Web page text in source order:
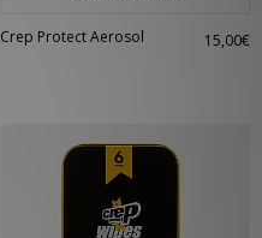
Crep Protect Aerosol 15,00€